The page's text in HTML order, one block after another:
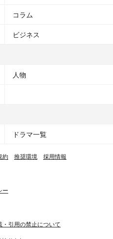
コラム
ビジネス
人物
ドラマ一覧
約 推奨環境 採用情報
ー
引用の禁止について